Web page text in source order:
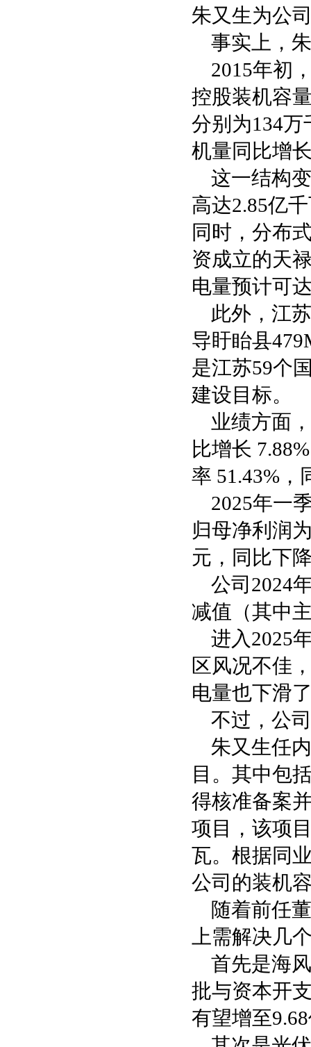
朱又生为公
事实上，
2015年初
控股装机容
分别为134万
机量同比增
这一结构
高达2.85亿
同时，分布
资成立的天
电量预计可
此外，江
导盱眙县
是江苏59个
建设目标。
业绩方面
比增长
率 51.43%，
2025年一
归母净利润
元，同比下
公司2024
减值（其中
进入2025
区风况不佳
电量也下滑
不过，公
朱又生任
目。其中包
得核准备案
项目，该项
瓦。根据同
公司的装机
随着前任
上需解决几
首先是海
批与资本开
有望增至